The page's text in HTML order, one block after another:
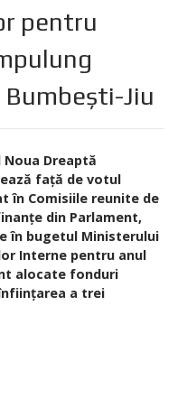
pentru
Bumbeşti-Jiu
Noua Dreaptă
faţă de votul
în Comisiile reunite de
din Parlament,
în bugetul Ministerului
Interne pentru anul
alocate fonduri
a trei